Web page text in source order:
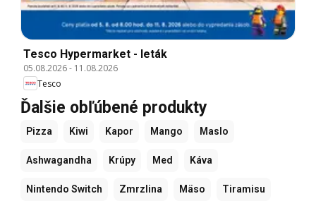
Tesco Hypermarket - leták
05.08.2026- 11.08.2026
Tesco
Ďalšie obľúbené produkty
Pizza Kiwi Kapor Mango Maslo
Ashwagandha Krúpy Med Káva
Nintendo Switch Zmrzlina Mäso Tiramisu